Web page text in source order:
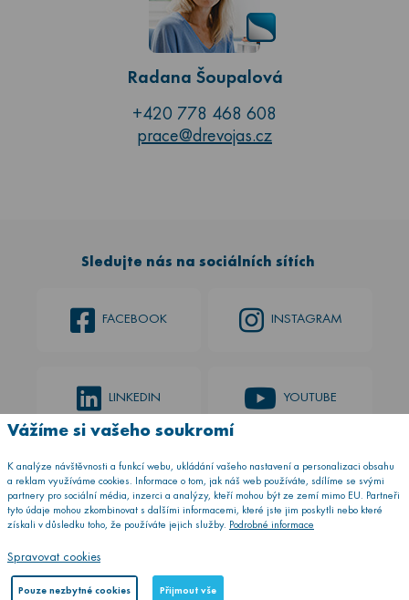
Radana Šoupalová
+420 778 468 608
prace@drevojas.cz
Sledujte nás na sociálních sítích
FACEBOOK INSTAGRAM
LINKEDIN YOUTUBE
Zásady zpracování souborů cookies
Copyright 2026 Dřevojas, v.d.
Vážíme si vašeho soukromí
K analýze návštěvnosti a funkcí webu, ukládání vašeho nastavení a personalizaci obsahu
a reklam využíváme cookies. Informace o tom, jak náš web používáte, sdílíme se svými
partnery pro sociální média, inzerci a analýzy, kteří mohou být ze zemí mimo EU. Partneři
tyto údaje mohou zkombinovat s dalšími informacemi, které jste jim poskytli nebo které
získali v důsledku toho, že používáte jejich služby. Podrobné informace
Spravovat cookies
Pouze nezbytné cookies Přijmout vše